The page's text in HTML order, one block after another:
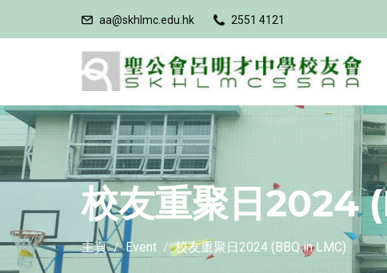
aa@skhlmc.edu.hk 2551 4121
校友重聚日2024
主頁 Event 校友重聚日2024 (BBQ in LMC)